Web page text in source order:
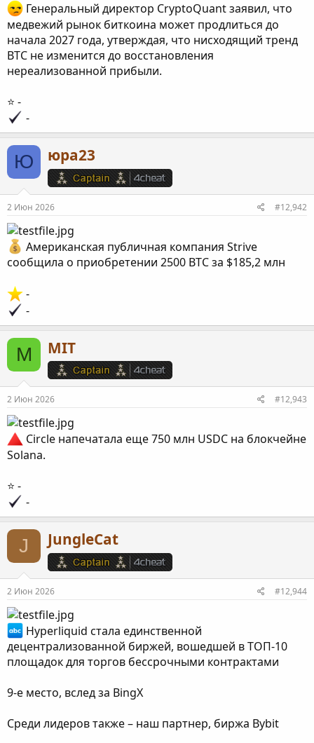
Генеральный директор CryptoQuant заявил, что
медвежий рынок биткоина может продлиться до
начала 2027 года, утверждая, что нисходящий тренд
BTC не изменится до восстановления
нереализованной прибыли.
⭐️ -
-
Ю юра23
2 Июн 2026 #12,942
Американская публичная компания Strive
сообщила о приобретении 2500 BTC за $185,2 млн
-
-
M MIT
2 Июн 2026 #12,943
Circle напечатала еще 750 млн USDC на блокчейне
Solana.
⭐️ -
-
J JungleCat
2 Июн 2026 #12,944
Hyperliquid стала единственной
децентрализованной биржей, вошедшей в ТОП-10
площадок для торгов бессрочными контрактами
9-е место, вслед за BingX
Среди лидеров также – наш партнер, биржа Bybit